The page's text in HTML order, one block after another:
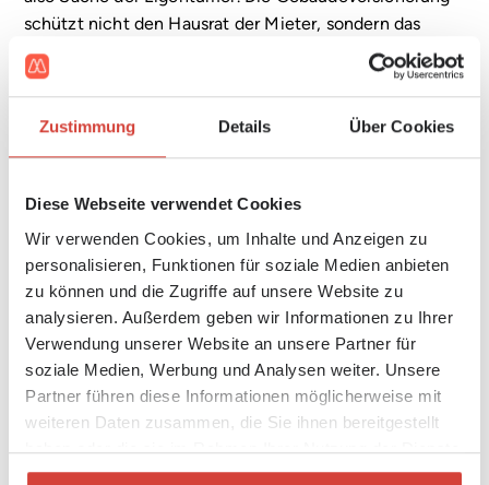
Zustimmung Details Über Cookies
Diese Webseite verwendet Cookies
Wir verwenden Cookies, um Inhalte und Anzeigen zu
personalisieren, Funktionen für soziale Medien anbieten
zu können und die Zugriffe auf unsere Website zu
analysieren. Außerdem geben wir Informationen zu Ihrer
Verwendung unserer Website an unsere Partner für
soziale Medien, Werbung und Analysen weiter. Unsere
Partner führen diese Informationen möglicherweise mit
weiteren Daten zusammen, die Sie ihnen bereitgestellt
haben oder die sie im Rahmen Ihrer Nutzung der Dienste
gesammelt haben.
schützt nicht den Hausrat der Mieter, sondern das
Eigentum der Vermieter.
Und das Verwaltungshonorar deckt Tätigkeiten ab, die
Hausverwaltungen handeln in deren Auftrag und
vertreten deren Interessen. »Das Verwaltungshonorar,
betreffen eigentlich die Hauseigentümer«, bringt es
Niedermühlbichler auf den Punkt. »Zur Kasse gebeten
werden aber die Mieter. Das ist unfair und muss sich
ändern.«
Die 1-2-3-Reform
Würden diese drei Posten aus dem
Betriebskostenkatalog gestrichen, ersparte sich ein
Monat. Bei rund einer Million betroffenen Haushalten